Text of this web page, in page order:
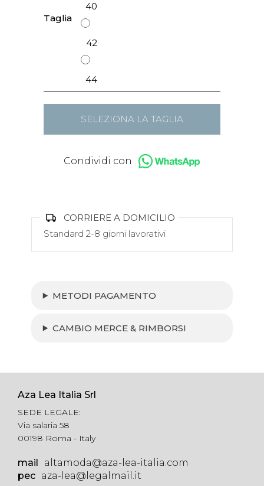
Taglia
40
42
44
SELEZIONA LA TAGLIA
Condividi con
CORRIERE A DOMICILIO
Standard 2-8 giorni lavorativi
METODI PAGAMENTO
CAMBIO MERCE & RIMBORSI
Aza Lea Italia Srl
SEDE LEGALE:
Via salaria 58
00198 Roma - Italy
mail
altamoda@aza-lea-italia.com
pec aza-lea@legalmail.it